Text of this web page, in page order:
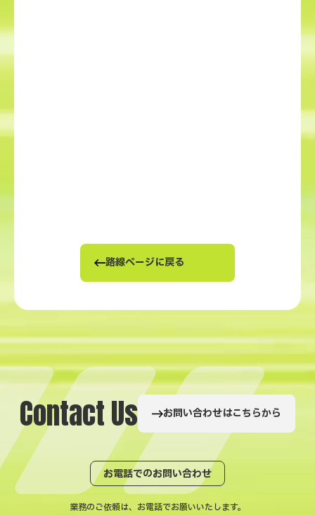
路線ページに戻る
ContactUs お問い合わせはこちらから
お電話でのお問い合わせ
業務のご依頼は、お電話でお願いいたします。